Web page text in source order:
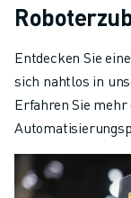
Entdecken Sie
sich nahtlos in
Erfahren Sie